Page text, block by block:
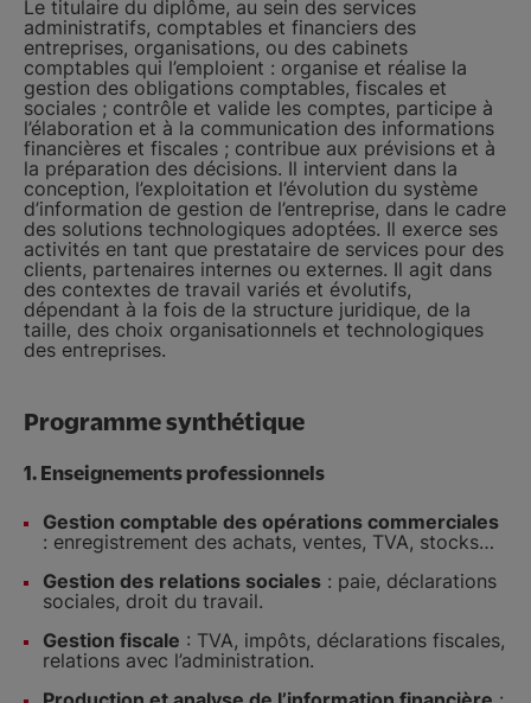
Le titulaire du diplôme, au sein des services
administratifs, comptables et financiers des
entreprises, organisations, ou des cabinets
comptables qui l’emploient : organise et réalise la
gestion des obligations comptables, fiscales et
sociales ; contrôle et valide les comptes, participe à
l’élaboration et à la communication des informations
financières et fiscales ; contribue aux prévisions et à
la préparation des décisions. Il intervient dans la
conception, l’exploitation et l’évolution du système
d’information de gestion de l’entreprise, dans le cadre
des solutions technologiques adoptées. Il exerce ses
activités en tant que prestataire de services pour des
clients, partenaires internes ou externes. Il agit dans
des contextes de travail variés et évolutifs,
dépendant à la fois de la structure juridique, de la
taille, des choix organisationnels et technologiques
des entreprises.
Programme synthétique
1. Enseignements professionnels
Gestion comptable des opérations commerciales
: enregistrement des achats, ventes, TVA, stocks…
Gestion des relations sociales : paie, déclarations
sociales, droit du travail.
Gestion fiscale : TVA, impôts, déclarations fiscales,
relations avec l’administration.